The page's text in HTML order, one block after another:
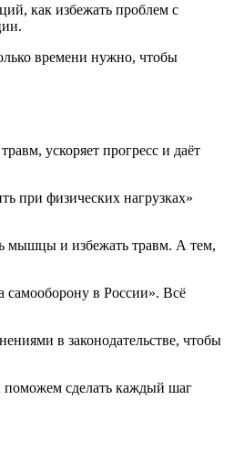
как избежать проблем с
времени нужно, чтобы
ускоряет прогресс и даёт
при физических нагрузках»
мышцы и избежать травм. А тем,
самооборону в России». Всё
в законодательстве, чтобы
поможем сделать каждый шаг